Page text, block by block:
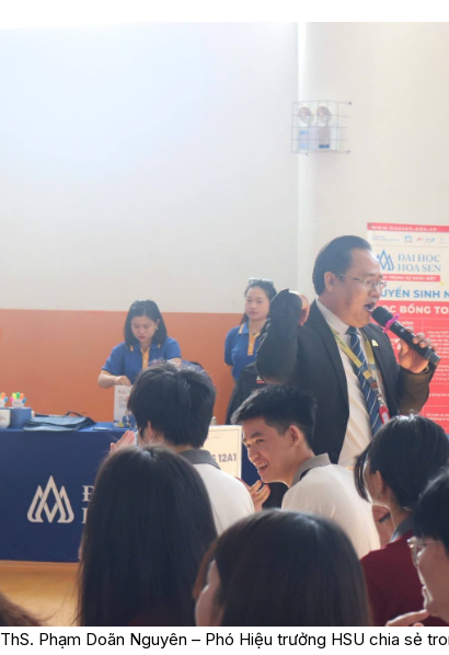
ThS. Phạm Doãn Nguyên – Phó Hiệu trưởng HSU chia sẻ